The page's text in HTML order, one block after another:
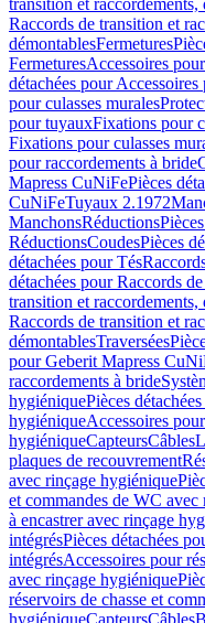
transition et raccordements,
Raccords de transition et
démontablesFermetures
FermeturesAccessoires
détachées pour
pour culasses murales
pour tuyauxFixations pour
Fixations pour culasses
pour raccordements à bride
Mapress CuNiFePièces
CuNiFeTuyaux 2.1972
ManchonsRéductions
RéductionsCoudesPièces
détachées pour Tés
détachées pour Raccords
transition et raccordements,
Raccords de transition et
démontablesTraversées
pour Geberit Mapress
raccordements à bride
hygiéniquePièces
hygiéniqueAccessoires
hygiéniqueCapteursCâbles
plaques de recouvrement
avec rinçage hygiénique
et commandes de WC
à encastrer avec rinçage
intégrésPièces détachées
intégrésAccessoires pour
avec rinçage hygiénique
réservoirs de chasse et
hygiéniqueCapteursCâbles